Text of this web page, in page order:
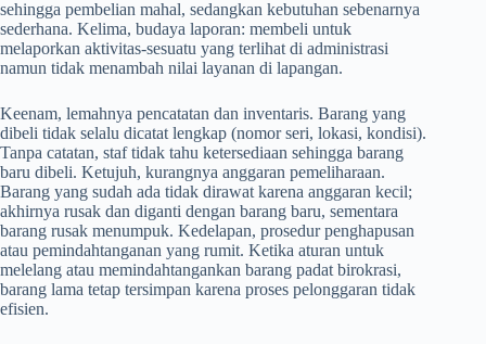
sehingga pembelian mahal, sedangkan kebutuhan sebenarnya
sederhana. Kelima, budaya laporan: membeli untuk
melaporkan aktivitas-sesuatu yang terlihat di administrasi
namun tidak menambah nilai layanan di lapangan.
Keenam, lemahnya pencatatan dan inventaris. Barang yang
dibeli tidak selalu dicatat lengkap (nomor seri, lokasi, kondisi).
Tanpa catatan, staf tidak tahu ketersediaan sehingga barang
baru dibeli. Ketujuh, kurangnya anggaran pemeliharaan.
Barang yang sudah ada tidak dirawat karena anggaran kecil;
akhirnya rusak dan diganti dengan barang baru, sementara
barang rusak menumpuk. Kedelapan, prosedur penghapusan
atau pemindahtanganan yang rumit. Ketika aturan untuk
melelang atau memindahtangankan barang padat birokrasi,
barang lama tetap tersimpan karena proses pelonggaran tidak
efisien.